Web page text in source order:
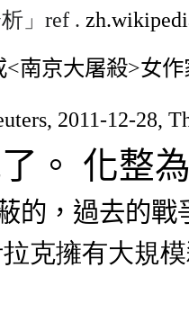
」 ref .
<南京大屠殺>女
2011-12-28,
。 化整
的 ， 過去的戰
克擁有大規